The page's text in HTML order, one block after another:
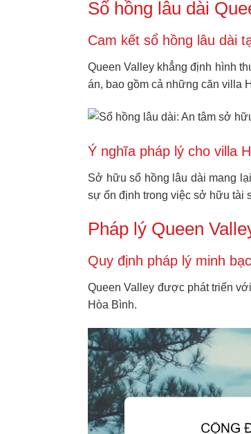
Sổ hồng lâu dài
Cam kết sổ hồng lâu dài
Queen Valley khẳng định hình
án, bao gồm cả những căn villa
Ý nghĩa pháp lý cho villa
Sở hữu sổ hồng lâu dài mang
sự ổn định trong việc sở hữu tài
Pháp lý Queen
Quy định pháp lý minh
Queen Valley được phát triển
Hòa Bình.